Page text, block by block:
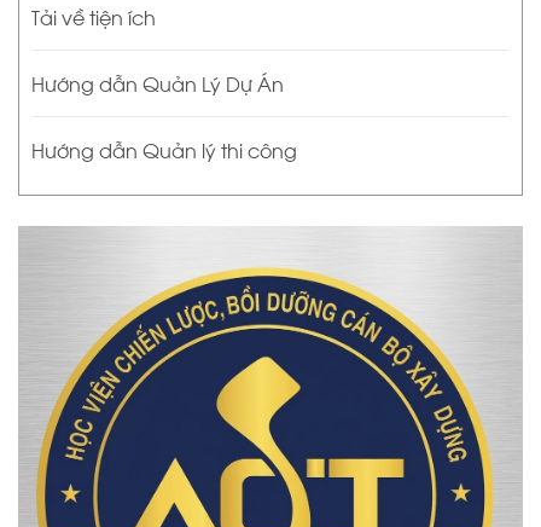
Tải về tiện ích
Hướng dẫn Quản Lý Dự Án
Hướng dẫn Quản lý thi công